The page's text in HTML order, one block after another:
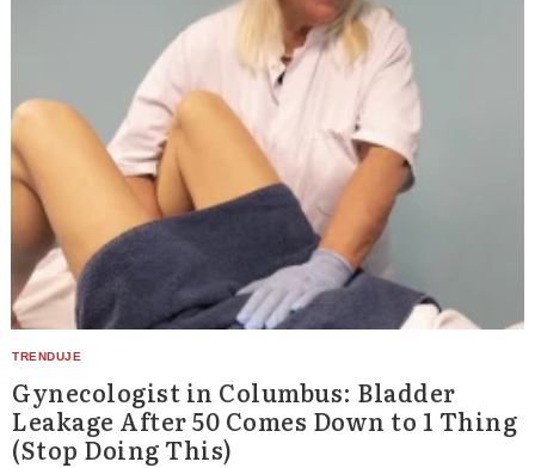
Gynecologist in Columbus: Bladder
Leakage After 50 Comes Down to 1 Thing
(Stop Doing This)